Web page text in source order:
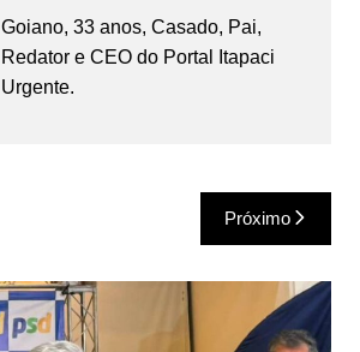
Goiano, 33 anos, Casado, Pai,
Redator e CEO do Portal Itapaci
Urgente.
Próximo